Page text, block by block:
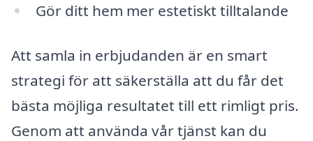
Gör ditt hem mer estetiskt tilltalande
Att samla in erbjudanden är en smart
strategi för att säkerställa att du får det
bästa möjliga resultatet till ett rimligt pris.
Genom att använda vår tjänst kan du